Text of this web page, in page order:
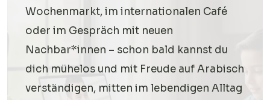
Wochenmarkt, im internationalen Café
oder im Gespräch mit neuen
Nachbar*innen – schon bald kannst du
dich mühelos und mit Freude auf Arabisch
verständigen, mitten im lebendigen Alltag